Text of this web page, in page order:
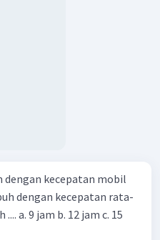
dengan kecepatan mobil
dengan kecepatan rata-
15